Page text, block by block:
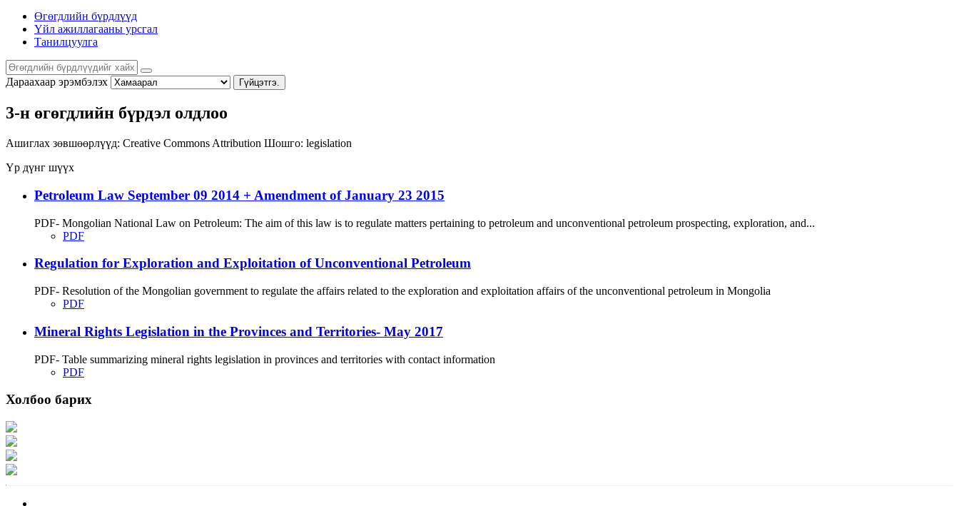
Өгөгдлийн бүрдлүүд
Үйл ажиллагааны урсгал
Танилцуулга
Дараахаар эрэмбэлэх Гүйцэтгэ.
3-н өгөгдлийн бүрдэл олдлоо
Ашиглах зөвшөөрлүүд: Creative Commons Attribution Шошго: legislation
Үр дүнг шүүх
Petroleum Law September 09 2014 + Amendment of January 23 2015
PDF- Mongolian National Law on Petroleum: The aim of this law is to regulate matters pertaining to petroleum and unconventional petroleum prospecting, exploration, and...
PDF
Regulation for Exploration and Exploitation of Unconventional Petroleum
PDF- Resolution of the Mongolian government to regulate the affairs related to the exploration and exploitation affairs of the unconventional petroleum in Mongolia
PDF
Mineral Rights Legislation in the Provinces and Territories- May 2017
PDF- Table summarizing mineral rights legislation in provinces and territories with contact information
PDF
Холбоо барих